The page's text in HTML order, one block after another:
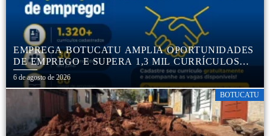
EMPREGA BOTUCATU AMPLIA OPORTUNIDADES
DE EMPREGO E SUPERA 1,3 MIL CURRÍCULOS
CADASTRADOS
6 de agosto de 2026
BOTUCATU